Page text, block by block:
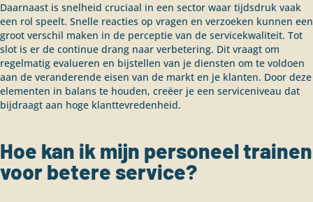
Daarnaast is snelheid cruciaal in een sector waar tijdsdruk vaak
een rol speelt. Snelle reacties op vragen en verzoeken kunnen een
groot verschil maken in de perceptie van de servicekwaliteit. Tot
slot is er de continue drang naar verbetering. Dit vraagt om
regelmatig evalueren en bijstellen van je diensten om te voldoen
aan de veranderende eisen van de markt en je klanten. Door deze
elementen in balans te houden, creëer je een serviceniveau dat
bijdraagt aan hoge klanttevredenheid.
Hoe kan ik mijn personeel trainen
voor betere service?